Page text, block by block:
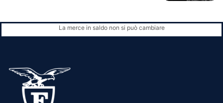
La merce in saldo non si può cambiare